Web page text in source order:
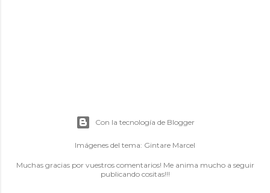
Con la tecnología de Blogger
Imágenes del tema: Gintare Marcel
Muchas gracias por vuestros comentarios! Me anima mucho a seguir
publicando cositas!!!